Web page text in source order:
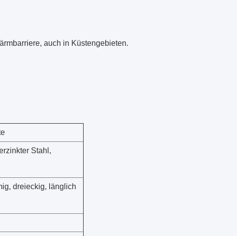
auch in Küstengebieten.
Stahl,
dreieckig, länglich